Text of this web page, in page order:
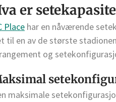
er
Place har en nåværende
til en av de største
og
maksimale